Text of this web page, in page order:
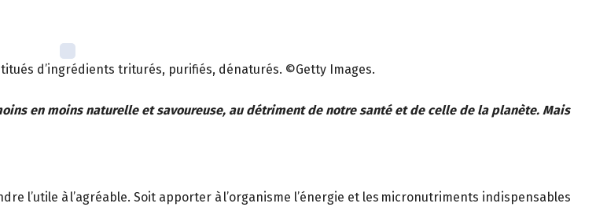
d’ingrédients triturés, purifiés, dénaturés. ©Getty Images.
en moins naturelle et savoureuse, au détriment de notre santé et de celle de la planète. Mais
l’utile à l’agréable. Soit apporter à l’organisme l’énergie et les micronutriments indispensables